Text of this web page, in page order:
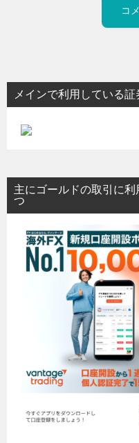
メインで利用している証
主にゴールドの取引に
つ